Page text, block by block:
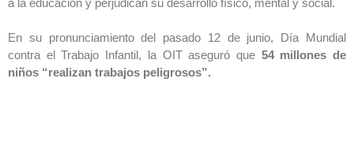
a la educación y perjudican su desarrollo físico, mental y social.
En su pronunciamiento del pasado 12 de junio, Día Mundial
contra el Trabajo Infantil, la OIT aseguró que 54 millones de
niños “realizan trabajos peligrosos”.